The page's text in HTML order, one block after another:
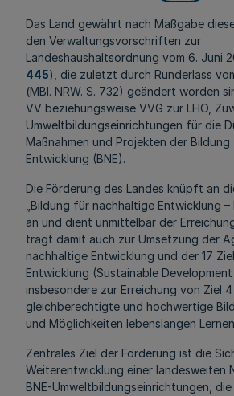
Das Land gewährt nach Maßgabe
den Verwaltungsvorschriften zur
Landeshaushaltsordnung vom 6. Juni
445), die zuletzt durch Runderlass
(MBl. NRW. S. 732) geändert worden
VV beziehungsweise VVG zur LHO,
Umweltbildungseinrichtungen für die
Maßnahmen und Projekten der
Entwicklung (BNE).
Die Förderung des Landes knüpft an
„Bildung für nachhaltige Entwicklung –
an und dient unmittelbar der
trägt damit auch zur Umsetzung der
nachhaltige Entwicklung und der 17
Entwicklung (Sustainable Development
insbesondere zur Erreichung von Ziel 4
gleichberechtigte und hochwertige
und Möglichkeiten lebenslangen
Zentrales Ziel der Förderung ist die
Weiterentwicklung einer landesweiten
BNE-Umweltbildungseinrichtungen, die